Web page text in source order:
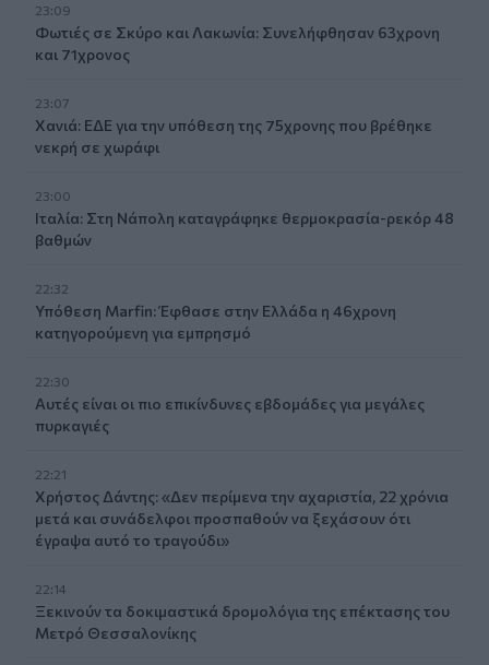
23:09
Φωτιές σε Σκύρο και Λακωνία: Συνελήφθησαν 63χρονη
και 71χρονος
23:07
Χανιά: ΕΔΕ για την υπόθεση της 75χρονης που βρέθηκε
νεκρή σε χωράφι
23:00
Ιταλία: Στη Νάπολη καταγράφηκε θερμοκρασία-ρεκόρ 48
βαθμών
22:32
Υπόθεση Marfin: Έφθασε στην Ελλάδα η 46χρονη
κατηγορούμενη για εμπρησμό
22:30
Αυτές είναι οι πιο επικίνδυνες εβδομάδες για μεγάλες
πυρκαγιές
22:21
Χρήστος Δάντης: «Δεν περίμενα την αχαριστία, 22 χρόνια
μετά και συνάδελφοι προσπαθούν να ξεχάσουν ότι
έγραψα αυτό το τραγούδι»
22:14
Ξεκινούν τα δοκιμαστικά δρομολόγια της επέκτασης του
Μετρό Θεσσαλονίκης